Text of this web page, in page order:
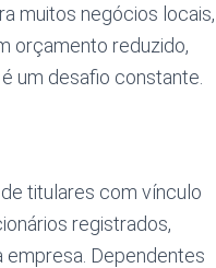
muitos negócios locais,
orçamento reduzido,
um desafio constante.
titulares com vínculo
registrados,
Dependentes